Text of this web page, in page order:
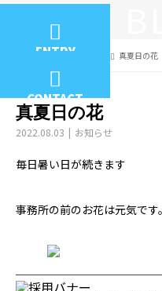
ENTRY
CONTACT
真夏日の花
真夏日の花
2022.08.03 お知らせ
毎日暑い日が続きます
事務所の前のお花は元気です。